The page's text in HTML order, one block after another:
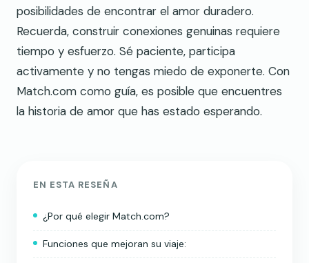
posibilidades de encontrar el amor duradero.
Recuerda, construir conexiones genuinas requiere
tiempo y esfuerzo. Sé paciente, participa
activamente y no tengas miedo de exponerte. Con
Match.com como guía, es posible que encuentres
la historia de amor que has estado esperando.
EN ESTA RESEÑA
¿Por qué elegir Match.com?
Funciones que mejoran su viaje: